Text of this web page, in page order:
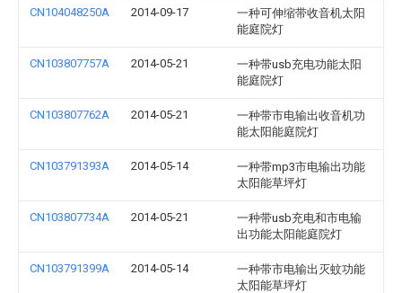
CN104048250A 2014-09-17
一种可伸缩带收音机太阳
能庭院灯
CN103807757A 2014-05-21
一种带usb充电功能太阳
能庭院灯
CN103807762A 2014-05-21
一种带市电输出收音机功
能太阳能庭院灯
CN103791393A 2014-05-14
一种带mp3市电输出功能
太阳能草坪灯
CN103807734A 2014-05-21
一种带usb充电和市电输
出功能太阳能庭院灯
CN103791399A 2014-05-14
一种带市电输出灭蚊功能
太阳能草坪灯